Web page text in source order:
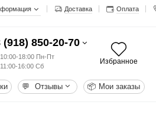
Доставка Оплата
(918) 850-20-70
18:00 Пн-Пт
16:00 Сб
Избранное
💬 Отзывы 📦 Мои заказы